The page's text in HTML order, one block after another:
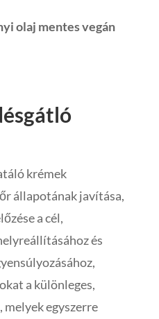
olaj mentes vegán
krémek
állapotának javítása,
a cél,
és
a különleges,
egyszerre